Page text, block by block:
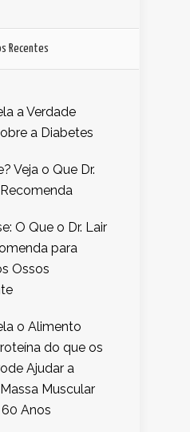
Recentes
a Verdade
a Diabetes
Veja o Que Dr.
O Que o Dr. Lair
para
Ossos
o Alimento
do que os
Ajudar a
Muscular
Anos